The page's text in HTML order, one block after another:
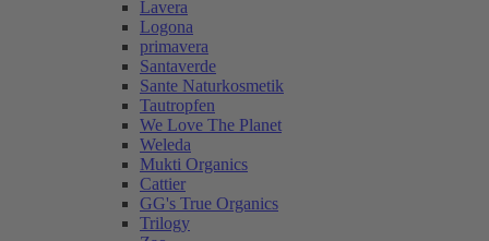
Lavera
Logona
primavera
Santaverde
Sante Naturkosmetik
Tautropfen
We Love The Planet
Weleda
Mukti Organics
Cattier
GG's True Organics
Trilogy